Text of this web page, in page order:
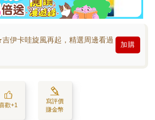
伊卡哇旋風再起，精選周邊看過
加購
歡+1
寫評價
賺金幣